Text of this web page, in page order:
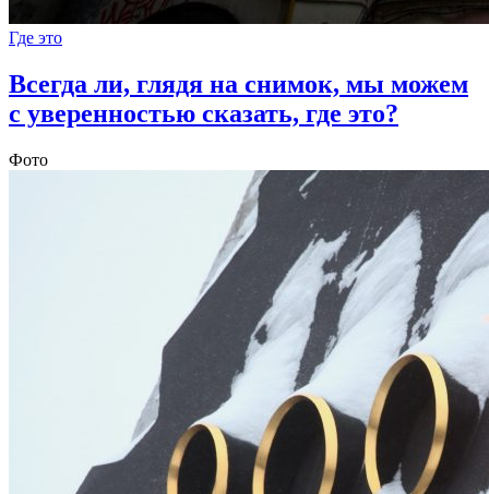
Где это
Всегда ли, глядя на снимок, мы можем
с уверенностью сказать, где это?
Фото